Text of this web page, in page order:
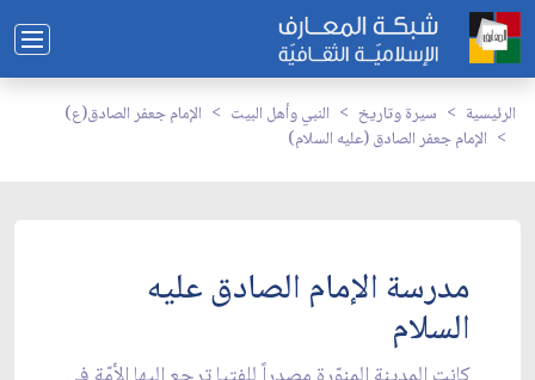
الرئيسية سيرة وتاريخ النبي وأهل البيت
الإمام جعفر الصادق(ع)
الإمام جعفر الصادق (عليه السلام)
مدرسة الإمام الصادق عليه
السلام